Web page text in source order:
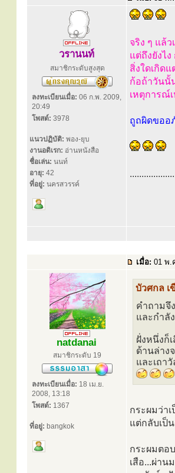
วรานนท์
สมาชิกระดับสูงสุด
ลงทะเบียนเมื่อ: 06 ก.พ. 2009,
20:49
โพสต์: 3978
แนวปฏิบัติ: พอง-ยุบ
งานอดิเรก: อ่านหนังสือ
ชื่อเล่น: นนท์
อายุ: 42
ที่อยู่: นครสวรรค์
จริง ๆ แล้
แต่ถึงยังไ
สิ่งใดเกิด
ก้อถ้าวันนั้
เหตุการณ์
ถูถผิดขออ
เมื่อ: 01 พ.
natdanai
สมาชิกระดับ 19
ลงทะเบียนเมื่อ: 18 เม.ย.
2008, 13:18
โพสต์: 1367
ที่อยู่: bangkok
บัวศกล เ
คำถามจึ
และกำลั
ฝั่งหนึ่งก็
ด้านล่าง
และเถา
กระผมว่า
แต่กลับเป็
กระผมตอ
เสือ...ผ่าน